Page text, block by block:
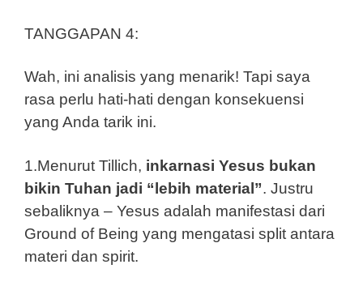
TANGGAPAN 4:
Wah, ini analisis yang menarik! Tapi saya
rasa perlu hati-hati dengan konsekuensi
yang Anda tarik ini.
1.Menurut Tillich, inkarnasi Yesus bukan
bikin Tuhan jadi “lebih material”. Justru
sebaliknya – Yesus adalah manifestasi dari
Ground of Being yang mengatasi split antara
materi dan spirit.